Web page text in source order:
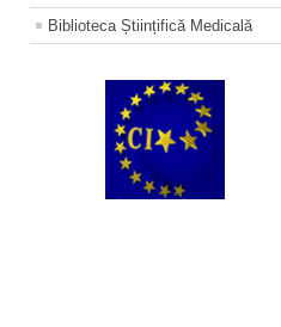
Biblioteca Științifică Medicală